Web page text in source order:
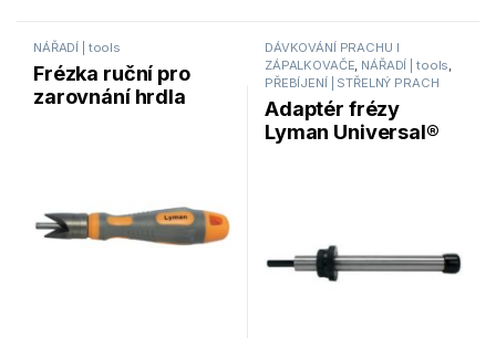
NÁŘADÍ | tools
Frézka ruční pro
zarovnání hrdla
DÁVKOVÁNÍ PRACHU I
ZÁPALKOVAČE, NÁŘADÍ | tools,
PŘEBÍJENÍ | STŘELNÝ PRACH
Adaptér frézy
Lyman Universal®